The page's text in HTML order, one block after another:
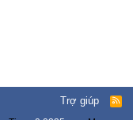
Trợ giúp
R